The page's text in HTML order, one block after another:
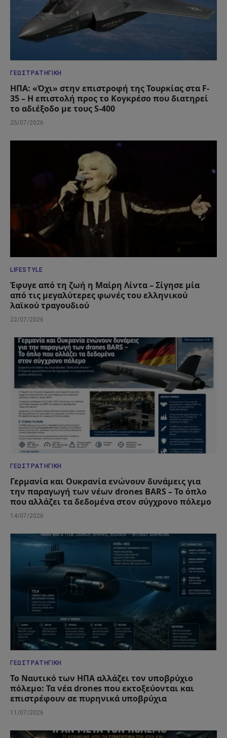
ΓΕΩΣΤΡΑΤΗΓΙΚΉ
ΗΠΑ: «Όχι» στην επιστροφή της Τουρκίας στα F-
35 – Η επιστολή προς το Κογκρέσο που διατηρεί
το αδιέξοδο με τους S-400
25/07/2026
LIFESTYLE
Έφυγε από τη ζωή η Μαίρη Λίντα – Σίγησε μία
από τις μεγαλύτερες φωνές του ελληνικού
λαϊκού τραγουδιού
22/07/2026
ΓΕΩΣΤΡΑΤΗΓΙΚΉ
Γερμανία και Ουκρανία ενώνουν δυνάμεις για
την παραγωγή των νέων drones BARS – Το όπλο
που αλλάζει τα δεδομένα στον σύγχρονο πόλεμο
14/07/2026
ΓΕΩΣΤΡΑΤΗΓΙΚΉ
Το Ναυτικό των ΗΠΑ αλλάζει τον υποβρύχιο
πόλεμο: Τα νέα drones που εκτοξεύονται και
επιστρέφουν σε πυρηνικά υποβρύχια
11/07/2026